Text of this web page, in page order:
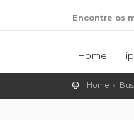
Encontre os
Home
Home